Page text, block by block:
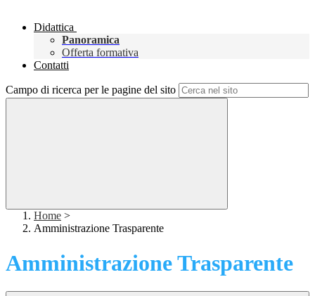
Didattica
Panoramica
Offerta formativa
Contatti
Campo di ricerca per le pagine del sito
Home >
Amministrazione Trasparente
Amministrazione Trasparente